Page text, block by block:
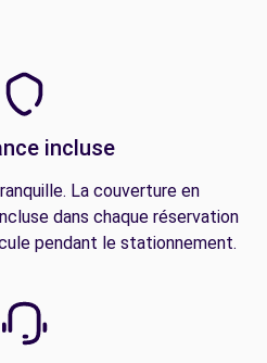
incluse
La couverture en
dans chaque réservation
pendant le stationnement.